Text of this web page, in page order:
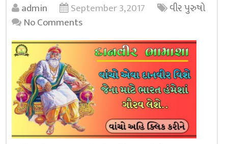
admin September 3, 2017
વીર પુરુષો
No Comments